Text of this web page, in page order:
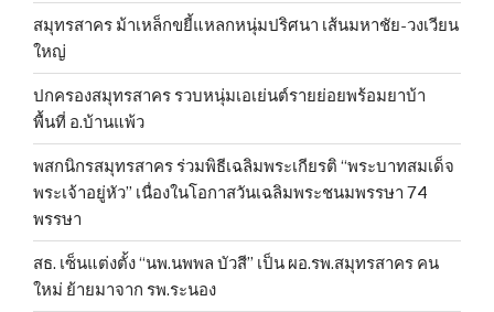
สมุทรสาคร ม้าเหล็กขยี้แหลกหนุ่มปริศนา เส้นมหาชัย-วงเวียน
ใหญ่
ปกครองสมุทรสาคร รวบหนุ่มเอเย่นต์รายย่อยพร้อมยาบ้า
พื้นที่ อ.บ้านแพ้ว
พสกนิกรสมุทรสาคร ร่วมพิธีเฉลิมพระเกียรติ “พระบาทสมเด็จ
พระเจ้าอยู่หัว” เนื่องในโอกาสวันเฉลิมพระชนมพรรษา 74
พรรษา
สธ. เซ็นแต่งตั้ง “นพ.นพพล บัวสี” เป็น ผอ.รพ.สมุทรสาคร คน
ใหม่ ย้ายมาจาก รพ.ระนอง